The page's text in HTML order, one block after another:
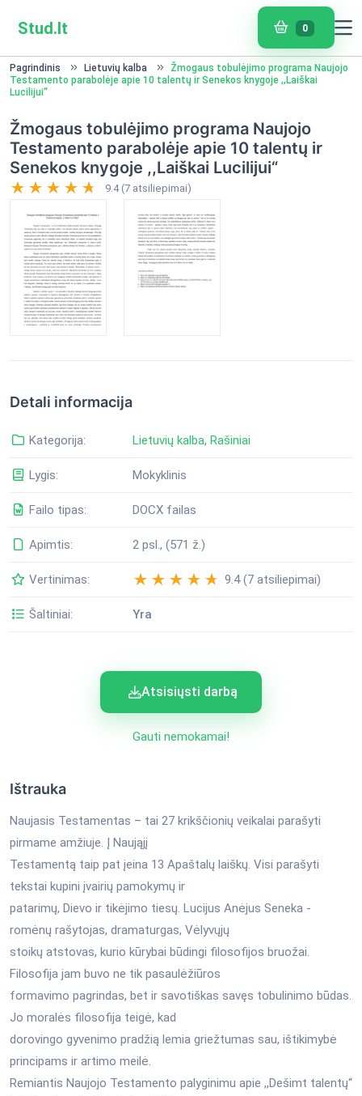
Stud.lt 0
Pagrindinis Lietuvių kalba
Žmogaus tobulėjimo programa Naujojo
Testamento parabolėje apie 10 talentų ir Senekos knygoje ,,Laiškai
Lucilijui“
Žmogaus tobulėjimo programa Naujojo
Testamento parabolėje apie 10 talentų ir
Senekos knygoje ,,Laiškai Lucilijui“
9.4 (7 atsiliepimai)
Detali informacija
Kategorija: Lietuvių kalba, Rašiniai
Lygis: Mokyklinis
Failo tipas: DOCX failas
Apimtis: 2 psl., (571 ž.)
Vertinimas: 9.4 (7 atsiliepimai)
Šaltiniai: Yra
Atsisiųsti darbą
Gauti nemokamai!
Ištrauka
Naujasis Testamentas – tai 27 krikščionių veikalai parašyti
pirmame amžiuje. Į Naująjį
Testamentą taip pat įeina 13 Apaštalų laiškų. Visi parašyti
tekstai kupini įvairių pamokymų ir
patarimų, Dievo ir tikėjimo tiesų. Lucijus Anėjus Seneka -
romėnų rašytojas, dramaturgas, Vėlyvųjų
stoikų atstovas, kurio kūrybai būdingi filosofijos bruožai.
Filosofija jam buvo ne tik pasaulėžiūros
formavimo pagrindas, bet ir savotiškas savęs tobulinimo būdas.
Jo moralės filosofija teigė, kad
dorovingo gyvenimo pradžią lemia griežtumas sau, ištikimybė
principams ir artimo meilė.
Remiantis Naujojo Testamento palyginimu apie ,,Dešimt talentų“